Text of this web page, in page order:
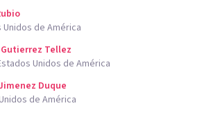
de América
Tellez
Unidos de América
Duque
de América